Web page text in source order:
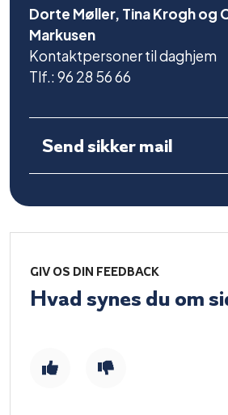
Dorte Møller, Tina Krogh og
Markusen
Kontaktpersoner til daghjem
Tlf.: 96 28 56 66
Send sikker mail
GIV OS DIN FEEDBACK
Hvad synes du om